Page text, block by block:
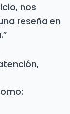
nos
reseña en